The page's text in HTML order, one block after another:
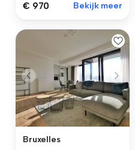
€ 970 Bekijk meer
Bruxelles